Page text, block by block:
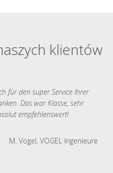
klientów
für den super Service Ihrer
Das war Klasse, sehr
empfehlenswert!
M. Vogel, VOGEL Ingenieure